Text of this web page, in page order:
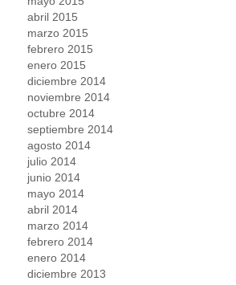
abril 2015
marzo 2015
febrero 2015
enero 2015
diciembre 2014
noviembre 2014
octubre 2014
septiembre 2014
agosto 2014
julio 2014
junio 2014
mayo 2014
abril 2014
marzo 2014
febrero 2014
enero 2014
diciembre 2013